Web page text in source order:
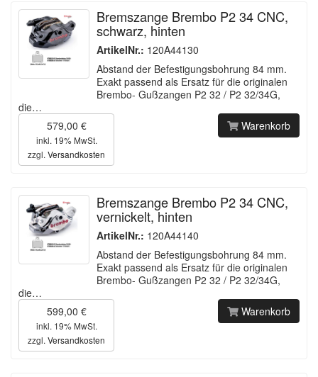
Bremszange Brembo P2 34 CNC,
schwarz, hinten
ArtikelNr.: 120A44130
Abstand der Befestigungsbohrung 84 mm.
Exakt passend als Ersatz für die originalen
Brembo- Gußzangen P2 32 / P2 32/34G,
die…
579,00 €
inkl. 19% MwSt.
zzgl. Versandkosten
Warenkorb
Bremszange Brembo P2 34 CNC,
vernickelt, hinten
ArtikelNr.: 120A44140
Abstand der Befestigungsbohrung 84 mm.
Exakt passend als Ersatz für die originalen
Brembo- Gußzangen P2 32 / P2 32/34G,
die…
599,00 €
inkl. 19% MwSt.
zzgl. Versandkosten
Warenkorb